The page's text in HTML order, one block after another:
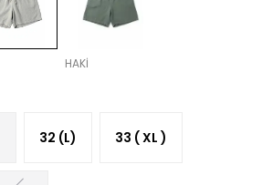
HAKİ
32 (L) 33 ( XL )